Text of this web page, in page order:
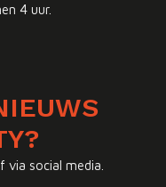
4 uur.
via social media.